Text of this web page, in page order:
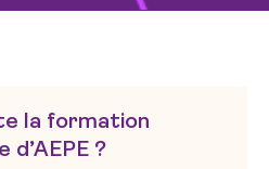
la formation
d’AEPE ?